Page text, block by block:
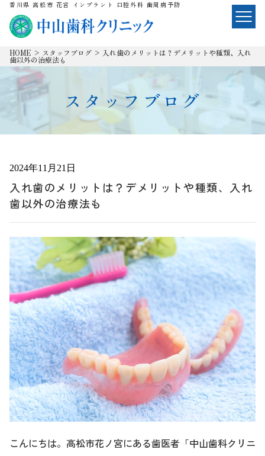
香川県 高松市 花宮 インプラント 口腔外科 歯周病予防
HOME > スタッフブログ > 入れ歯のメリットは？デメリットや種類、入れ
歯以外の治療法も
スタッフブログ
2024年11月21日
入れ歯のメリットは？デメリットや種類、入れ
歯以外の治療法も
こんにちは。高松市花ノ宮にある歯医者「中山歯科クリニ